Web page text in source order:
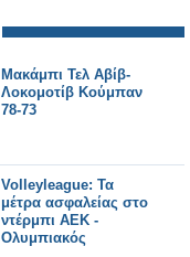
Μακάμπι Τελ Αβίβ-
Λοκομοτίβ Κούμπαν
78-73
Volleyleague: Τα
μέτρα ασφαλείας στο
ντέρμπι ΑΕΚ -
Ολυμπιακός